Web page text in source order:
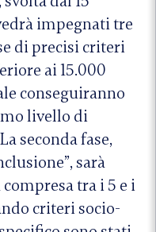
impegnati tre
di precisi criteri
ai 15.000
conseguiranno
livello di
seconda fase,
sarà
tra i 5 e i
criteri socio-